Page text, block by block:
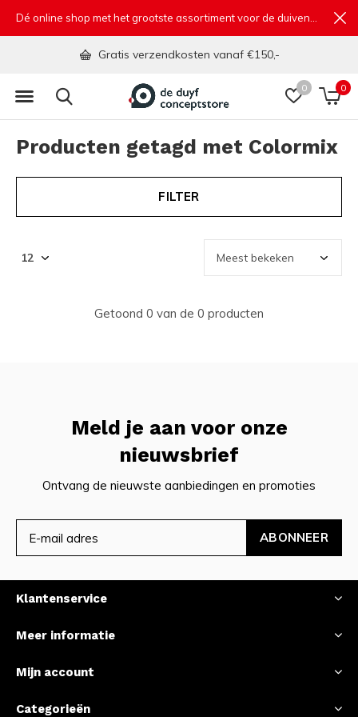
0 0
Gratis verzendkosten vanaf €150,-
Producten getagd met Colormix
FILTER
Getoond 0 van de 0 producten
Meld je aan voor onze
nieuwsbrief
Ontvang de nieuwste aanbiedingen en promoties
ABONNEER
Klantenservice
Meer informatie
Mijn account
Categorieën